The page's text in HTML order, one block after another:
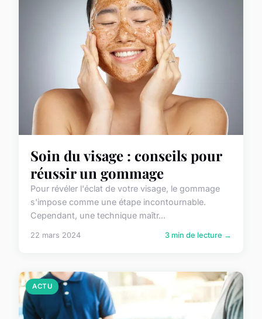
Soin du visage : conseils pour
réussir un gommage
Pour révéler l'éclat de votre visage, le gommage
s'impose comme une étape incontournable.
Cependant, une technique maîtr...
22 mars 2024 3 min de lecture →
ACTU